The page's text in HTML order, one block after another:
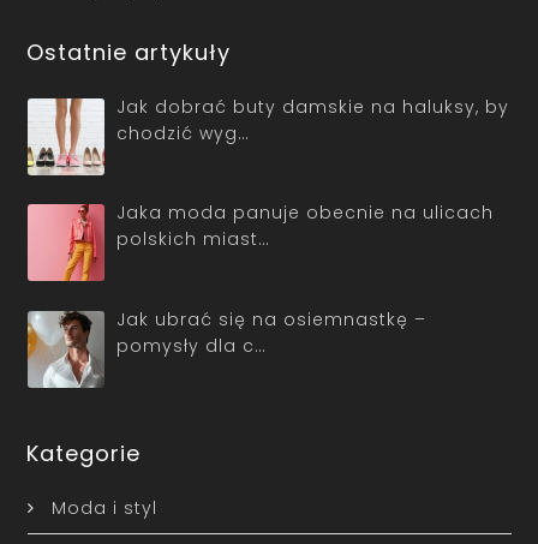
Ostatnie artykuły
Jak dobrać buty damskie na haluksy, by
chodzić wyg…
Jaka moda panuje obecnie na ulicach
polskich miast…
Jak ubrać się na osiemnastkę –
pomysły dla c…
Kategorie
Moda i styl